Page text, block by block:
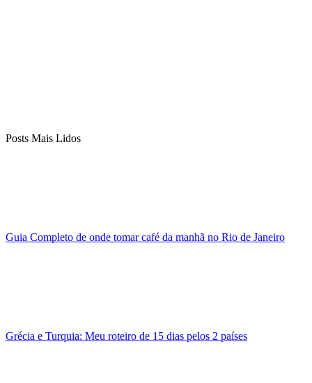
Posts Mais Lidos
Guia Completo de onde tomar café da manhã no Rio de Janeiro
Grécia e Turquia: Meu roteiro de 15 dias pelos 2 países